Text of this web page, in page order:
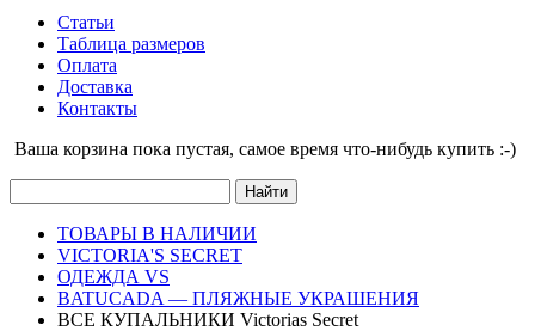
Статьи
Таблица размеров
Оплата
Доставка
Контакты
Ваша корзина пока пустая, cамое время что-нибудь купить :-)
ТОВАРЫ В НАЛИЧИИ
VICTORIA'S SECRET
ОДЕЖДА VS
BATUCADA — ПЛЯЖНЫЕ УКРАШЕНИЯ
ВСЕ КУПАЛЬНИКИ Victorias Secret